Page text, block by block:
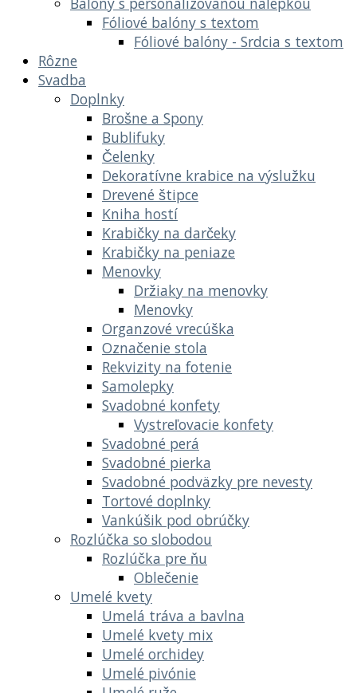
Fóliové balóny s textom
Fóliové balóny - Srdcia s textom
Rôzne
Svadba
Doplnky
Brošne a Spony
Bublifuky
Čelenky
Dekoratívne krabice na výslužku
Drevené štipce
Kniha hostí
Krabičky na darčeky
Krabičky na peniaze
Menovky
Držiaky na menovky
Menovky
Organzové vrecúška
Označenie stola
Rekvizity na fotenie
Samolepky
Svadobné konfety
Vystreľovacie konfety
Svadobné perá
Svadobné pierka
Svadobné podväzky pre nevesty
Tortové doplnky
Vankúšik pod obrúčky
Rozlúčka so slobodou
Rozlúčka pre ňu
Oblečenie
Umelé kvety
Umelá tráva a bavlna
Umelé kvety mix
Umelé orchidey
Umelé pivónie